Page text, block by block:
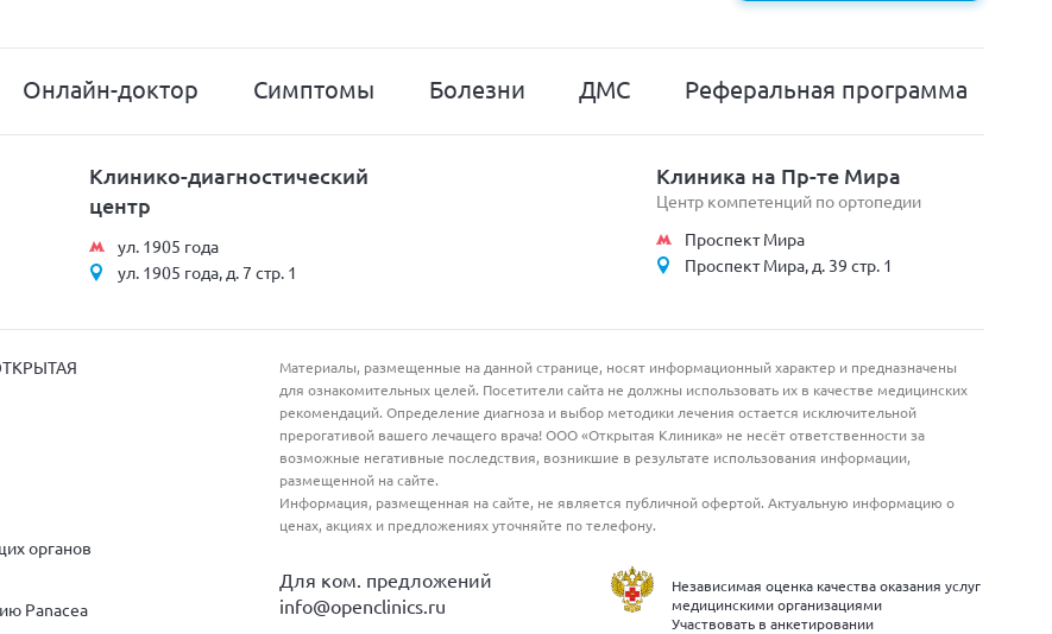
Онлайн-доктор Симптомы Болезни ДМС Реферальная программа
Клинико-диагностический
центр
ул. 1905 года
ул. 1905 года, д. 7 стр. 1
Клиника на Пр-те Мира
Центр компетенций по ортопедии
Проспект Мира
Проспект Мира, д. 39 стр. 1
органов
Panacea
Материалы, размещенные на данной странице, носят информационный характер и предназначены
для ознакомительных целей. Посетители сайта не должны использовать их в качестве медицинских
рекомендаций. Определение диагноза и выбор методики лечения остается исключительной
прерогативой вашего лечащего врача! ООО «Открытая Клиника» не несёт ответственности за
возможные негативные последствия, возникшие в результате использования информации,
размещенной на сайте.
Информация, размещенная на сайте, не является публичной офертой. Актуальную информацию о
ценах, акциях и предложениях уточняйте по телефону.
Для ком. предложений
info@openclinics.ru
Независимая оценка качества оказания услуг
медицинскими организациями
Участвовать в анкетировании